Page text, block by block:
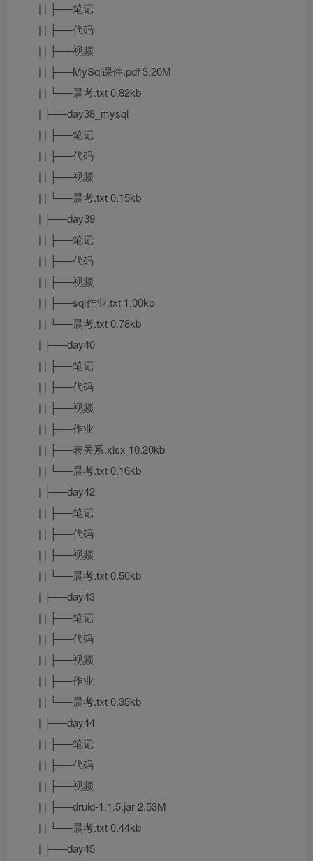
| | ├──笔记
| | ├──代码
| | ├──视频
| | ├──MySql课件.pdf 3.20M
| | └──晨考.txt 0.82kb
| ├──day38_mysql
| | ├──笔记
| | ├──代码
| | ├──视频
| | └──晨考.txt 0.15kb
| ├──day39
| | ├──笔记
| | ├──代码
| | ├──视频
| | ├──sql作业.txt 1.00kb
| | └──晨考.txt 0.78kb
| ├──day40
| | ├──笔记
| | ├──代码
| | ├──视频
| | ├──作业
| | ├──表关系.xlsx 10.20kb
| | └──晨考.txt 0.16kb
| ├──day42
| | ├──笔记
| | ├──代码
| | ├──视频
| | └──晨考.txt 0.50kb
| ├──day43
| | ├──笔记
| | ├──代码
| | ├──视频
| | ├──作业
| | └──晨考.txt 0.35kb
| ├──day44
| | ├──笔记
| | ├──代码
| | ├──视频
| | ├──druid-1.1.5.jar 2.53M
| | └──晨考.txt 0.44kb
| ├──day45